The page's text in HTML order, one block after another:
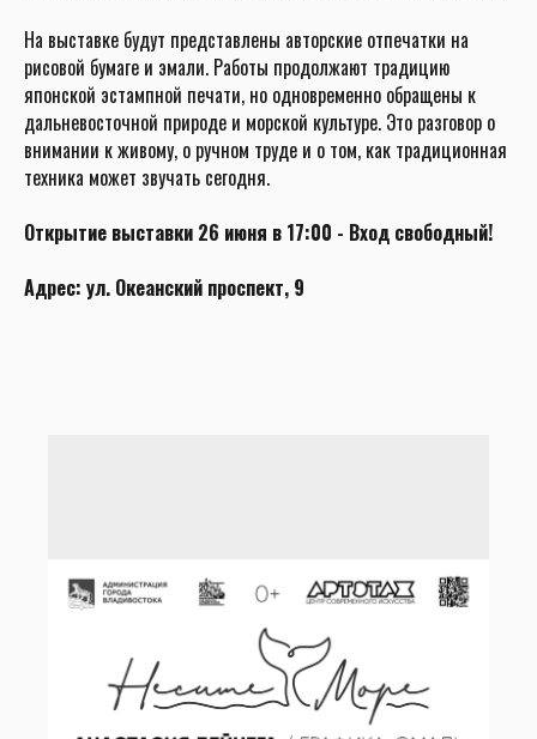
На выставке будут представлены авторские отпечатки на
рисовой бумаге и эмали. Работы продолжают традицию
японской эстампной печати, но одновременно обращены к
дальневосточной природе и морской культуре. Это разговор о
внимании к живому, о ручном труде и о том, как традиционная
техника может звучать сегодня.
Открытие выставки 26 июня в 17:00 - Вход свободный!
Адрес: ул. Океанский проспект, 9